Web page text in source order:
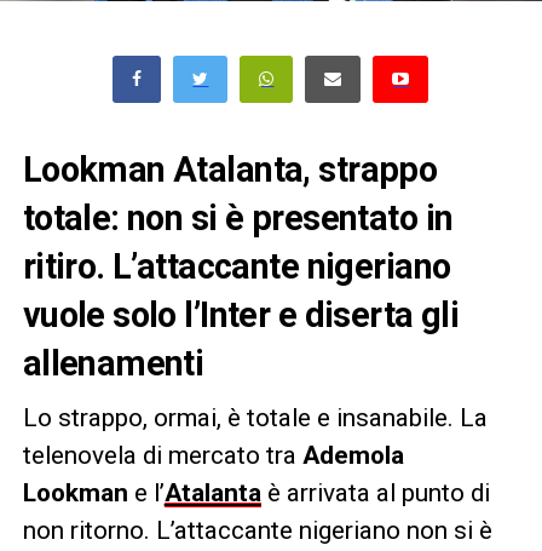
Lookman Atalanta, strappo
totale: non si è presentato in
ritiro. L’attaccante nigeriano
vuole solo l’Inter e diserta gli
allenamenti
Lo strappo, ormai, è totale e insanabile. La
telenovela di mercato tra Ademola
Lookman e l’Atalanta è arrivata al punto di
non ritorno. L’attaccante nigeriano non si è